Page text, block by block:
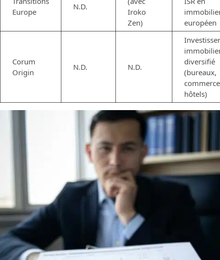
Europe
N.D.
Iroko
Zen)
européen
Corum
Origin
N.D. N.D.
diversifié
(bureaux,
hôtels)